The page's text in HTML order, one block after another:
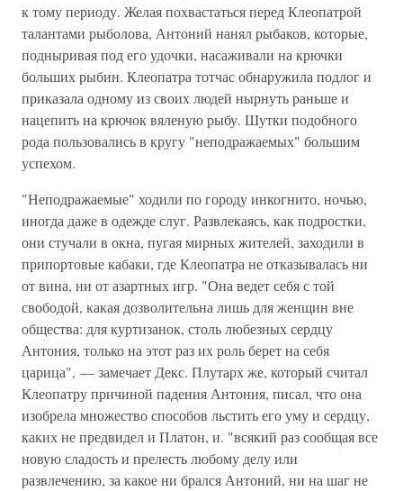
к тому периоду. Желая похвастаться перед Клеопатрой
талантами рыболова, Антоний нанял рыбаков, которые,
подныривая под его удочки, насаживали на крючки
больших рыбин. Клеопатра тотчас обнаружила подлог и
приказала одному из своих людей нырнуть раньше и
нацепить на крючок вяленую рыбу. Шутки подобного
рода пользовались в кругу "неподражаемых" большим
успехом.
"Неподражаемые" ходили по городу инкогнито, ночью,
иногда даже в одежде слуг. Развлекаясь, как подростки,
они стучали в окна, пугая мирных жителей, заходили в
припортовые кабаки, где Клеопатра не отказывалась ни
от вина, ни от азартных игр. "Она ведет себя с той
свободой, какая дозволительна лишь для женщин вне
общества: для куртизанок, столь любезных сердцу
Антония, только на этот раз их роль берет на себя
царица", — замечает Декс. Плутарх же, который считал
Клеопатру причиной падения Антония, писал, что она
изобрела множество способов льстить его уму и сердцу,
каких не предвидел и Платон, и. "всякий раз сообщая все
новую сладость и прелесть любому делу или
развлечению, за какое ни брался Антоний, ни на шаг не